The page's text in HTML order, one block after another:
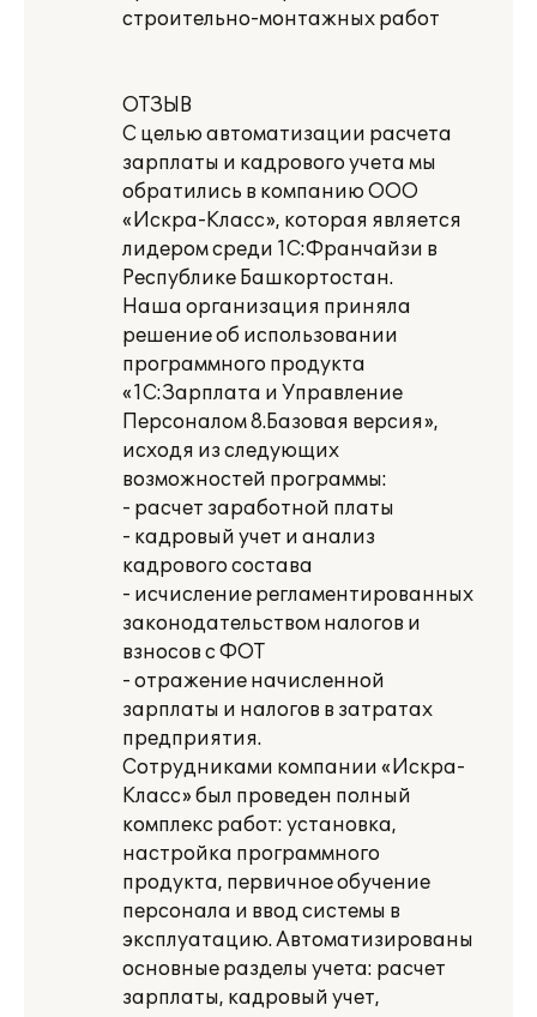
строительно-монтажных работ
ОТЗЫВ
С целью автоматизации расчета
зарплаты и кадрового учета мы
обратились в компанию ООО
«Искра-Класс», которая является
лидером среди 1С:Франчайзи в
Республике Башкортостан.
Наша организация приняла
решение об использовании
программного продукта
«1С:Зарплата и Управление
Персоналом 8.Базовая версия»,
исходя из следующих
возможностей программы:
- расчет заработной платы
- кадровый учет и анализ
кадрового состава
- исчисление регламентированных
законодательством налогов и
взносов с ФОТ
- отражение начисленной
зарплаты и налогов в затратах
предприятия.
Сотрудниками компании «Искра-
Класс» был проведен полный
комплекс работ: установка,
настройка программного
продукта, первичное обучение
персонала и ввод системы в
эксплуатацию. Автоматизированы
основные разделы учета: расчет
зарплаты, кадровый учет,